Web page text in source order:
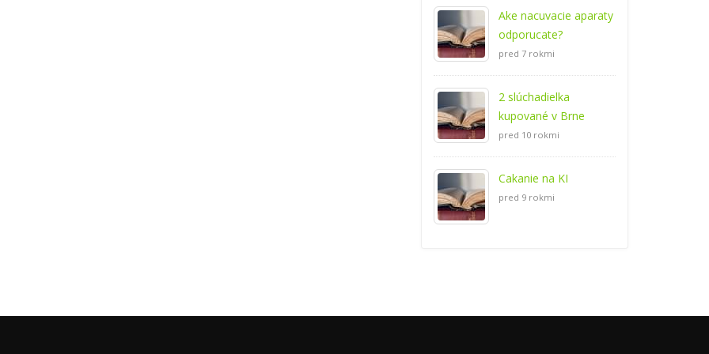
Ake nacuvacie aparaty
odporucate?
pred 7 rokmi
2 slúchadielka
kupované v Brne
pred 10 rokmi
Cakanie na KI
pred 9 rokmi